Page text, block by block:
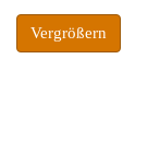
Vergrößern